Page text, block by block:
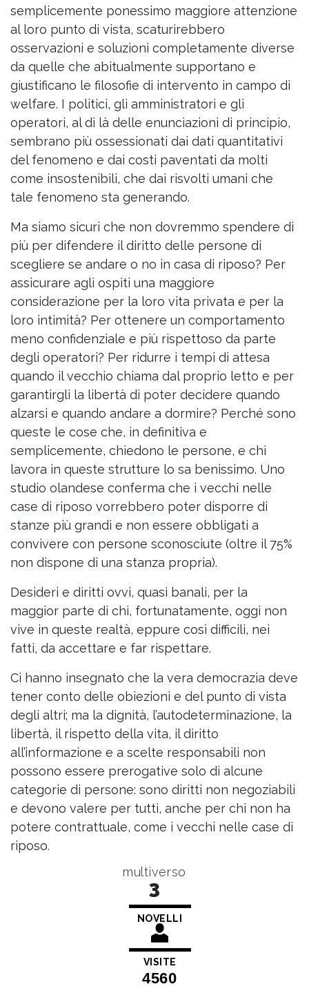
semplicemente ponessimo maggiore attenzione
al loro punto di vista, scaturirebbero
osservazioni e soluzioni completamente diverse
da quelle che abitualmente supportano e
giustificano le filosofie di intervento in campo di
welfare. I politici, gli amministratori e gli
operatori, al di là delle enunciazioni di principio,
sembrano più ossessionati dai dati quantitativi
del fenomeno e dai costi paventati da molti
come insostenibili, che dai risvolti umani che
tale fenomeno sta generando.
Ma siamo sicuri che non dovremmo spendere di
più per difendere il diritto delle persone di
scegliere se andare o no in casa di riposo? Per
assicurare agli ospiti una maggiore
considerazione per la loro vita privata e per la
loro intimità? Per ottenere un comportamento
meno confidenziale e più rispettoso da parte
degli operatori? Per ridurre i tempi di attesa
quando il vecchio chiama dal proprio letto e per
garantirgli la libertà di poter decidere quando
alzarsi e quando andare a dormire? Perché sono
queste le cose che, in definitiva e
semplicemente, chiedono le persone, e chi
lavora in queste strutture lo sa benissimo. Uno
studio olandese conferma che i vecchi nelle
case di riposo vorrebbero poter disporre di
stanze più grandi e non essere obbligati a
convivere con persone sconosciute (oltre il 75%
non dispone di una stanza propria).
Desideri e diritti ovvi, quasi banali, per la
maggior parte di chi, fortunatamente, oggi non
vive in queste realtà, eppure così difficili, nei
fatti, da accettare e far rispettare.
Ci hanno insegnato che la vera democrazia deve
tener conto delle obiezioni e del punto di vista
degli altri; ma la dignità, l’autodeterminazione, la
libertà, il rispetto della vita, il diritto
all’informazione e a scelte responsabili non
possono essere prerogative solo di alcune
categorie di persone: sono diritti non negoziabili
e devono valere per tutti, anche per chi non ha
potere contrattuale, come i vecchi nelle case di
riposo.
multiverso
3
NOVELLI
VISITE
4560